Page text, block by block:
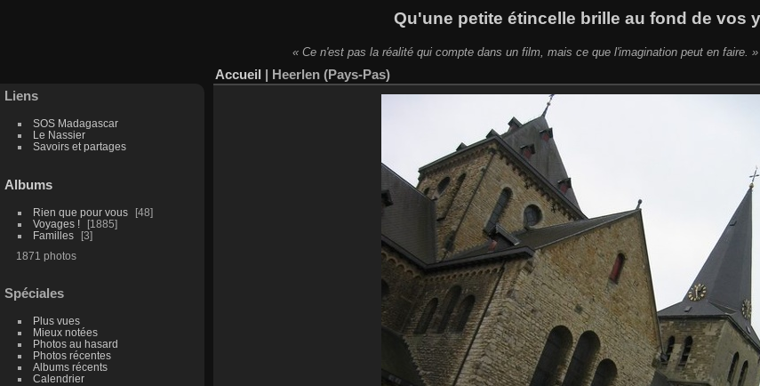
Qu'une petite étincelle brille au fond de vos
« Ce n'est pas la réalité qui compte dans un film, mais ce que l'imagination peut en faire. »
Liens
SOS Madagascar
Le Nassier
Savoirs et partages
Albums
Rien que pour vous
48
Voyages !
1885
Familles
3
1871 photos
Spéciales
Plus vues
Mieux notées
Photos au hasard
Photos récentes
Albums récents
Calendrier
Accueil | Heerlen (Pays-Pas)